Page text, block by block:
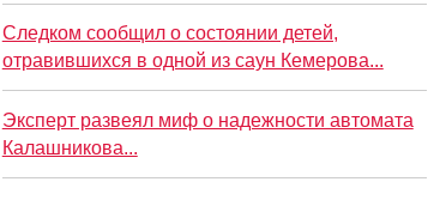
Следком сообщил о состоянии детей,
отравившихся в одной из саун Кемерова...
Эксперт развеял миф о надежности автомата
Калашникова...